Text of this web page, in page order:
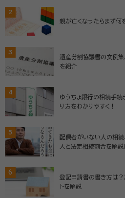
2
親が亡くなったらまず何
3
遺産分割協議書の文例集
を紹介
4
ゆうちょ銀行の相続手
り方をわかりやすく！
5
配偶者がいない人の相
人と法定相続割合を解説
6
登記申請書の書き方は？
トを解説